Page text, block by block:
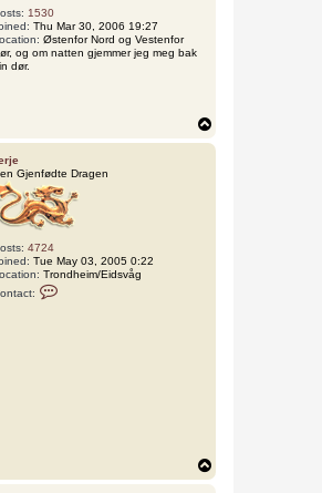
1530
Thu Mar 30, 2006 19:27
Østenfor Nord og Vestenfor
og om natten gjemmer jeg meg bak
dør.
Gjenfødte Dragen
4724
Tue May 03, 2005 0:22
Trondheim/Eidsvåg
o